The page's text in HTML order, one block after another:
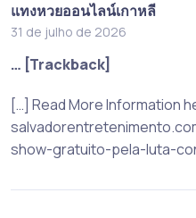
แทงหวยออนไลน์เกาหลี
31 de julho de 2026
… [Trackback]
[…] Read More Information
show-gratuito-pela-luta-